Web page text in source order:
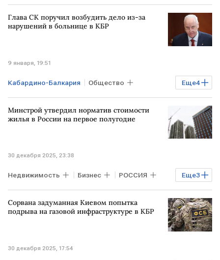
Недвижимость
Глава СК поручил возбудить дело из-за
нарушений в больнице в КБР
9 января, 19:51
Еще4
Кабардино-Балкария Общество
Бизнес Здоровье РФ
Александр Бастрыкин СК РФ
Минстрой утвердил норматив стоимости
жилья в России на первое полугодие
30 декабря 2025, 23:38
Еще3
Недвижимость Бизнес РОССИЯ
Чукотка МОСКВА
ПРИМОРСКИЙ КРАЙ
Сорвана задуманная Киевом попытка
подрыва на газовой инфраструктуре в КБР
30 декабря 2025, 17:54